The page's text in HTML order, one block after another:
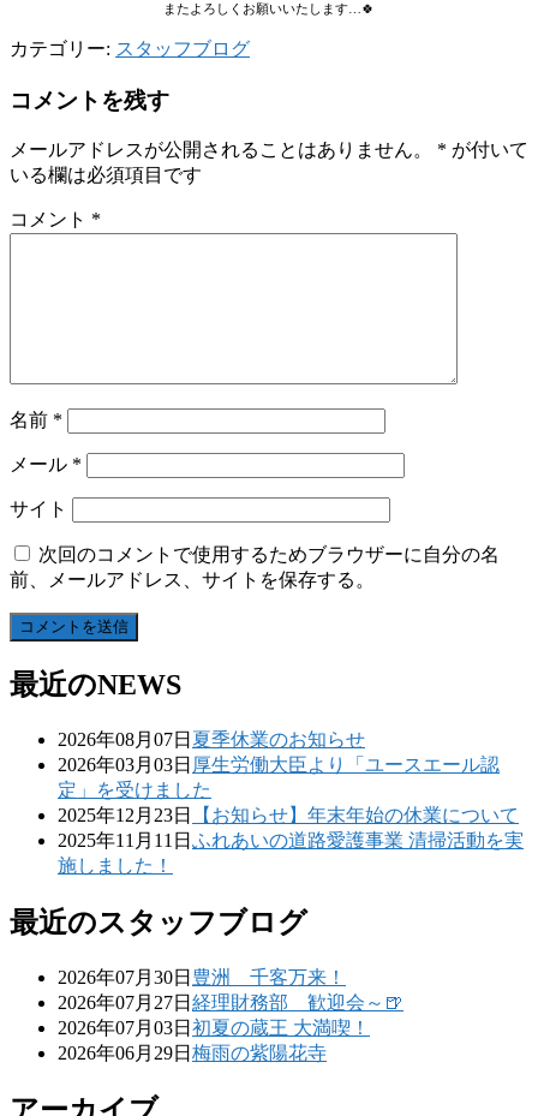
またよろしくお願いいたします…🍀
カテゴリー: スタッフブログ
コメントを残す
メールアドレスが公開されることはありません。 * が付いて
いる欄は必須項目です
コメント *
名前 *
メール *
サイト
次回のコメントで使用するためブラウザーに自分の名
前、メールアドレス、サイトを保存する。
最近のNEWS
2026年08月07日 夏季休業のお知らせ
2026年03月03日 厚生労働大臣より「ユースエール認
定」を受けました
2025年12月23日
【お知らせ】年末年始の休業について
2025年11月11日 ふれあいの道路愛護事業 清掃活動を実
施しました！
最近のスタッフブログ
2026年07月30日 豊洲 千客万来！
2026年07月27日 経理財務部 歓迎会～🍺
2026年07月03日 初夏の蔵王 大満喫！
2026年06月29日 梅雨の紫陽花寺
アーカイブ